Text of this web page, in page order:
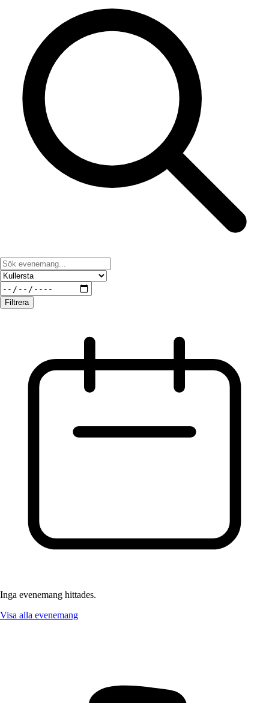
Filtrera
Inga evenemang hittades.
Visa alla evenemang